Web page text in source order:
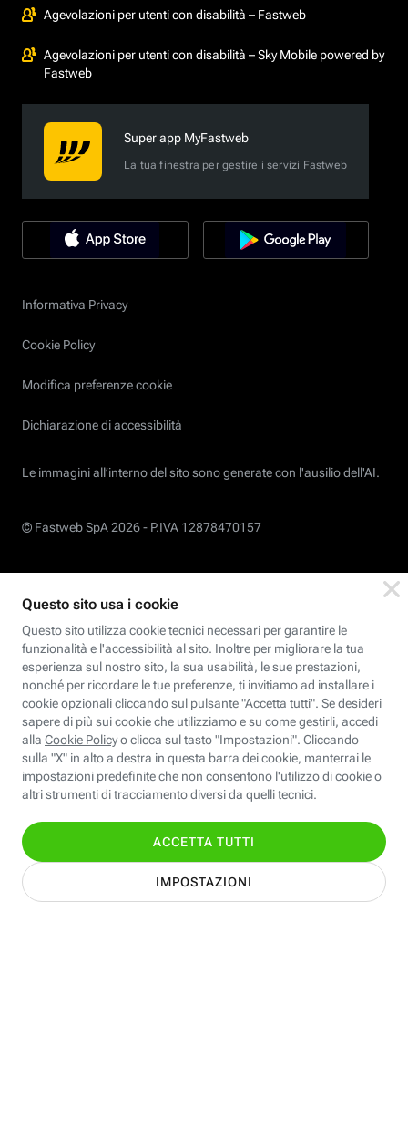
Agevolazioni per utenti con disabilità – Fastweb
Agevolazioni per utenti con disabilità – Sky Mobile powered by
Fastweb
Super app MyFastweb
La tua finestra per gestire i servizi Fastweb
Informativa Privacy
Cookie Policy
Modifica preferenze cookie
Dichiarazione di accessibilità
Le immagini all’interno del sito sono generate con l'ausilio dell'AI.
© Fastweb SpA 2026 - P.IVA 12878470157